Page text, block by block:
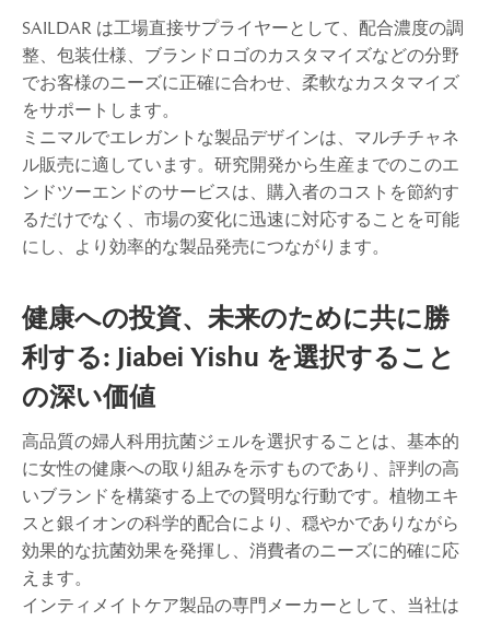
SAILDAR は工場直接サプライヤーとして、配合濃度の調
整、包装仕様、ブランドロゴのカスタマイズなどの分野
でお客様のニーズに正確に合わせ、柔軟なカスタマイズ
をサポートします。
ミニマルでエレガントな製品デザインは、マルチチャネ
ル販売に適しています。研究開発から生産までのこのエ
ンドツーエンドのサービスは、購入者のコストを節約す
るだけでなく、市場の変化に迅速に対応することを可能
にし、より効率的な製品発売につながります。
健康への投資、未来のために共に勝
利する: Jiabei Yishu を選択すること
の深い価値
高品質の婦人科用抗菌ジェルを選択することは、基本的
に女性の健康への取り組みを示すものであり、評判の高
いブランドを構築する上での賢明な行動です。植物エキ
スと銀イオンの科学的配合により、穏やかでありながら
効果的な抗菌効果を発揮し、消費者のニーズに的確に応
えます。
インティメイトケア製品の専門メーカーとして、当社は